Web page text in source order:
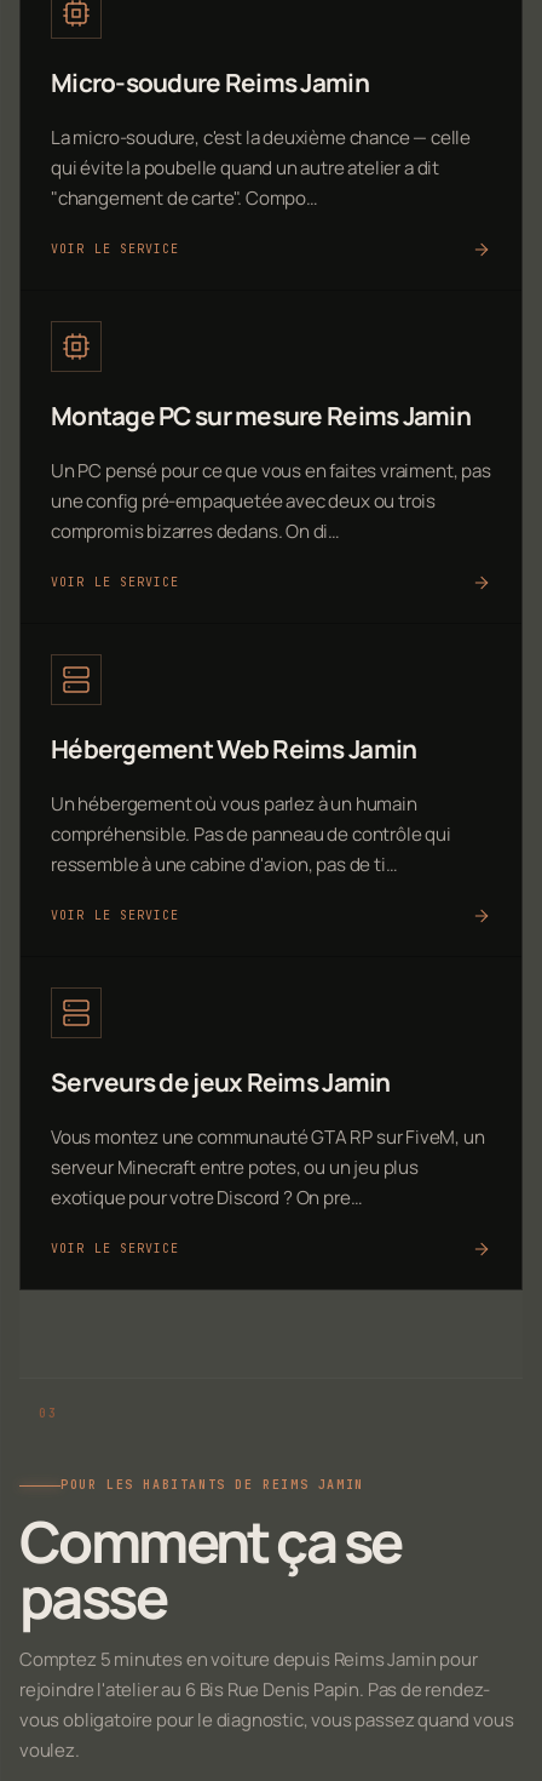
Micro-soudure Reims Jamin
La micro-soudure, c'est la deuxième chance — celle
qui évite la poubelle quand un autre atelier a dit
"changement de carte". Compo…
VOIR LE SERVICE
Montage PC sur mesure Reims Jamin
Un PC pensé pour ce que vous en faites vraiment, pas
une config pré-empaquetée avec deux ou trois
compromis bizarres dedans. On di…
VOIR LE SERVICE
Hébergement Web Reims Jamin
Un hébergement où vous parlez à un humain
compréhensible. Pas de panneau de contrôle qui
ressemble à une cabine d'avion, pas de ti…
VOIR LE SERVICE
Serveurs de jeux Reims Jamin
Vous montez une communauté GTA RP sur FiveM, un
serveur Minecraft entre potes, ou un jeu plus
exotique pour votre Discord ? On pre…
VOIR LE SERVICE
POUR LES HABITANTS DE REIMS JAMIN
Comment ça se
passe
Comptez 5 minutes en voiture depuis Reims Jamin pour
rejoindre l'atelier au 6 Bis Rue Denis Papin. Pas de rendez-
vous obligatoire pour le diagnostic, vous passez quand vous
voulez.